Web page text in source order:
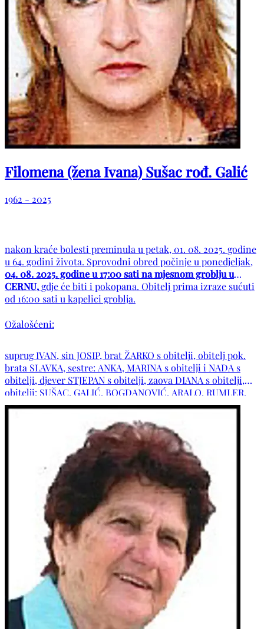
Filomena (žena Ivana) Sušac rođ. Galić
1962 - 2025
nakon kraće bolesti preminula u petak, 01. 08. 2025. godine
u 64. godini života. Sprovodni obred počinje u ponedjeljak,
04. 08. 2025. godine u 17:00 sati na mjesnom groblju u
CERNU,gdje će biti i pokopana. Obitelj prima izraze sućuti
od 16:00 sati u kapelici groblja.
Ožalošćeni:
suprug IVAN, sin JOSIP, brat ŽARKO s obitelji, obitelj pok.
brata SLAVKA, sestre: ANKA, MARINA s obitelji i NADA s
obitelji, djever STJEPAN s obitelji, zaova DIANA s obitelji,
obitelji: SUŠAC, GALIĆ, BOGDANOVIĆ, ARALO, RUMLER,
PENOVIĆ, VUČIĆ, PLANINIĆ, ŠIMIĆ, ĆAVAR i ostala
tugujuća rodbina i prijatelji. POČIVALA U MIRU BOŽJEM!